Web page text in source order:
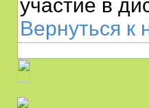
участие в
Вернуться к